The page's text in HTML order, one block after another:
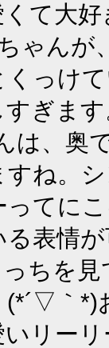
て大
ゃんが
っけ
ぎま
は、奥
すね。
ってに
表情
ちを見
(*´▽｀*)
リー